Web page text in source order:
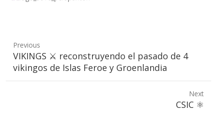
Previous
Previous
post:
VIKINGS ⚔️ reconstruyendo el pasado de 4
vikingos de Islas Feroe y Groenlandia
Next
CSIC ⚛️